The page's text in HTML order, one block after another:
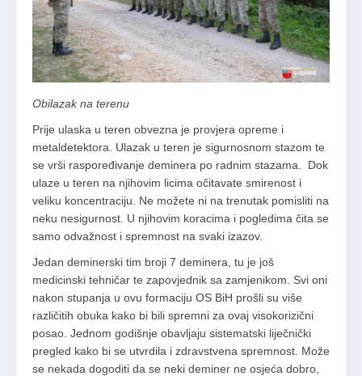
Obilazak na terenu
Prije ulaska u teren obvezna je provjera opreme i
metaldetektora. Ulazak u teren je sigurnosnom stazom te
se vrši raspoređivanje deminera po radnim stazama. Dok
ulaze u teren na njihovim licima očitavate smirenost i
veliku koncentraciju. Ne možete ni na trenutak pomisliti na
neku nesigurnost. U njihovim koracima i pogledima čita se
samo odvažnost i spremnost na svaki izazov.
Jedan deminerski tim broji 7 deminera, tu je još
medicinski tehničar te zapovjednik sa zamjenikom. Svi oni
nakon stupanja u ovu formaciju OS BiH prošli su više
različitih obuka kako bi bili spremni za ovaj visokorizični
posao. Jednom godišnje obavljaju sistematski liječnički
pregled kako bi se utvrdila i zdravstvena spremnost. Može
se nekada dogoditi da se neki deminer ne osjeća dobro,